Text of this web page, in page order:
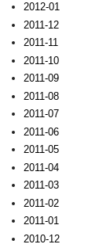
2012-01
2011-12
2011-11
2011-10
2011-09
2011-08
2011-07
2011-06
2011-05
2011-04
2011-03
2011-02
2011-01
2010-12